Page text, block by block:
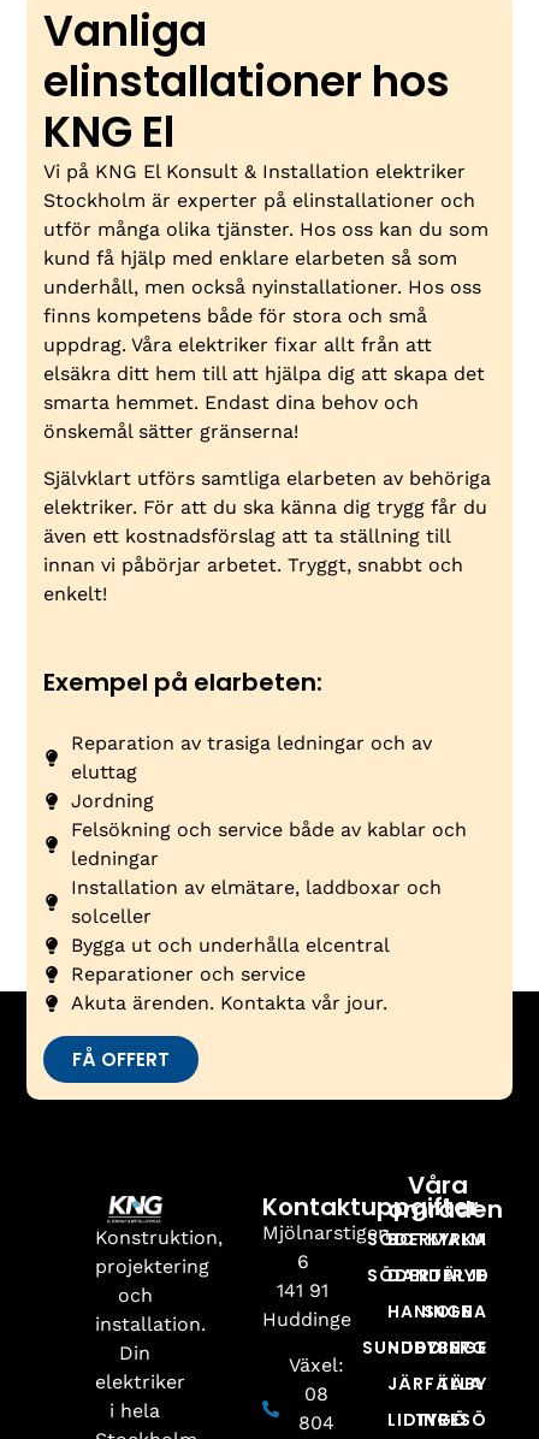
Vanliga
elinstallationer hos
KNG El
Vi på KNG El Konsult & Installation elektriker
Stockholm är experter på elinstallationer och
utför många olika tjänster. Hos oss kan du som
kund få hjälp med enklare elarbeten så som
underhåll, men också nyinstallationer. Hos oss
finns kompetens både för stora och små
uppdrag. Våra elektriker fixar allt från att
elsäkra ditt hem till att hjälpa dig att skapa det
smarta hemmet. Endast dina behov och
önskemål sätter gränserna!
Självklart utförs samtliga elarbeten av behöriga
elektriker. För att du ska känna dig trygg får du
även ett kostnadsförslag att ta ställning till
innan vi påbörjar arbetet. Tryggt, snabbt och
enkelt!
Exempel på elarbeten:
Reparation av trasiga ledningar och av
eluttag
Jordning
Felsökning och service både av kablar och
ledningar
Installation av elmätare, laddboxar och
solceller
Bygga ut och underhålla elcentral
Reparationer och service
Akuta ärenden. Kontakta vår jour.
FÅ OFFERT
Konstruktion,
projektering
och
installation.
Din
elektriker
i hela
Kontaktuppgifter
Mjölnarstigen
6
141 91
Huddinge
Växel:
08
804
Våra
områden
BOTKYRKA
DANDERYD
HANINGE
HUDDINGE
JÄRFÄLLA
LIDINGÖ
SÖDERMALM
SÖDERTÄLJE
SOLNA
SUNDBYBERG
TÄBY
TYRESÖ